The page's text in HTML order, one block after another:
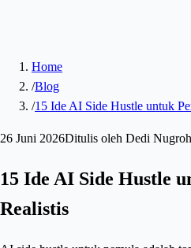
Home
/Blog
/15 Ide AI Side Hustle untuk
26 Juni 2026Ditulis oleh Dedi
15 Ide AI Side Hustle
Realistis